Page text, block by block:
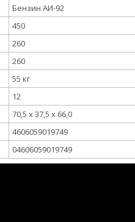
Бензин АИ-92
450
260
260
55 кг
12
70,5 x 37,5 x 66,0
4606059019749
04606059019749